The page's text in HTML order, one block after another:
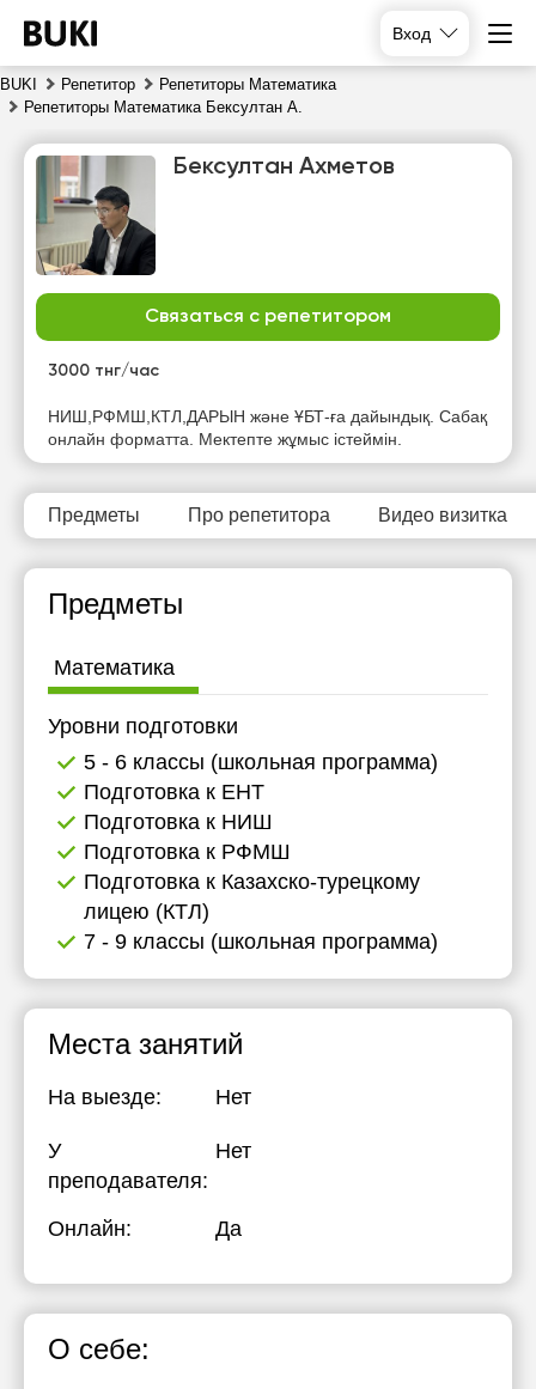
Вход
BUKI Репетитор
Репетиторы Математика
Репетиторы Математика Бексултан А.
Бексултан Ахметов
Связаться с репетитором
3000 тнг/час
НИШ,РФМШ,КТЛ,ДАРЫН және ҰБТ-ға дайындық. Сабақ
онлайн форматта. Мектепте жұмыс істеймін.
Предметы Про репетитора Видео визитка
Предметы
Математика
Уровни подготовки
5 - 6 классы (школьная программа)
Подготовка к ЕНТ
Подготовка к НИШ
Подготовка к РФМШ
Подготовка к Казахско-турецкому
лицею (КТЛ)
7 - 9 классы (школьная программа)
Места занятий
На выезде: Нет
У
преподавателя:
Нет
Онлайн: Да
О себе:
пт
сб
Нет
свободных
Нет
свободных
Нет
свободных
18:00
20:00
20:30